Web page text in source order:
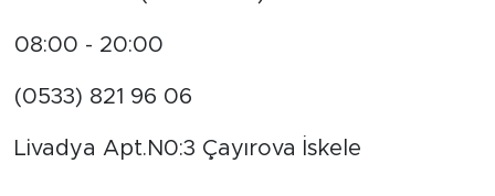
08:00 - 20:00
(0533) 821 96 06
Livadya Apt.N0:3 Çayırova İskele